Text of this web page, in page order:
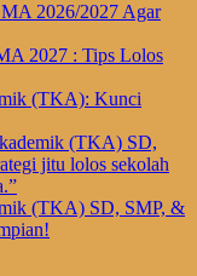
2026/2027 Agar
2027 : Tips Lolos
(TKA): Kunci
(TKA) SD,
jitu lolos sekolah
(TKA) SD, SMP, &